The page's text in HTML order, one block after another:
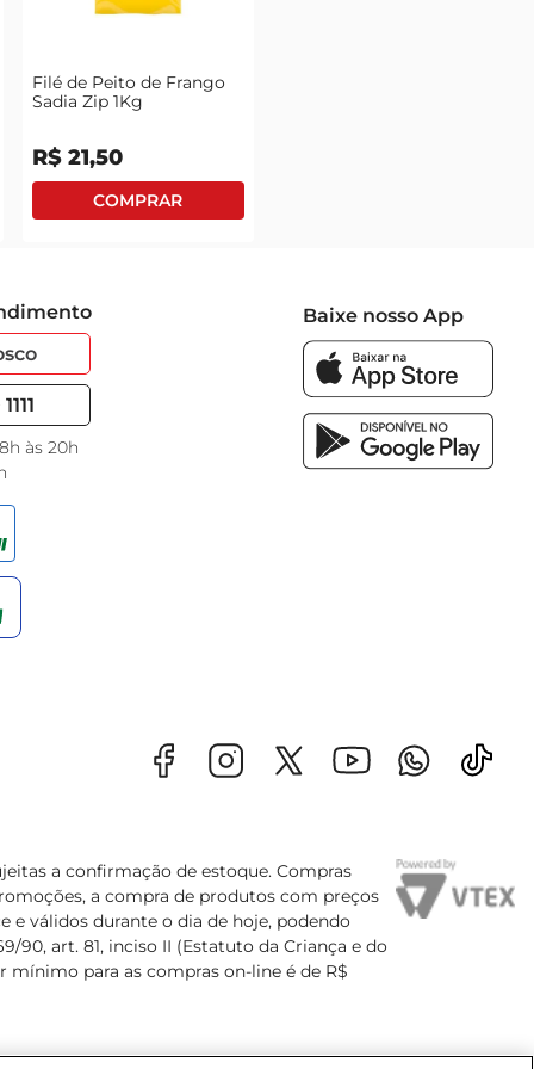
Filé de Peito de Frango
Sadia Zip 1Kg
R$ 21,50
às 20h
Baixe nosso App
a confirmação de estoque. Compras
a compra de produtos com preços
e válidos durante o dia de hoje, podendo
90, art. 81, inciso II (Estatuto da Criança e do
mínimo para as compras on-line é de R$